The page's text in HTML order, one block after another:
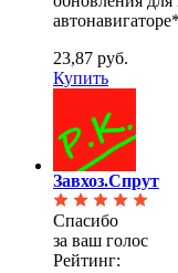
23,87 руб.
Купить
Завхоз.Спрут
Спасибо
за ваш голос
Рейтинг: